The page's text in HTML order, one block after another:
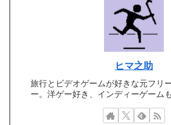
ヒマ之助
旅行とビデオゲームが好きな元フリ
ー。洋ゲー好き、インディーゲームも